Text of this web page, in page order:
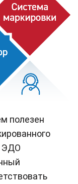
полезен
ЭДО